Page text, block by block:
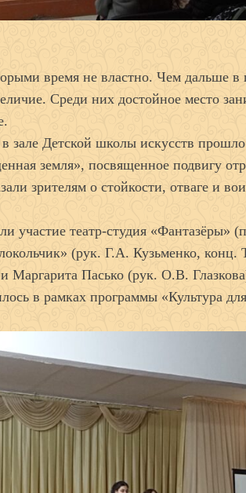
время не властно. Чем дальше в
Среди них достойное место
зале Детской школы искусств
земля», посвященное подвигу
зрителям о стойкости, отваге и
участие театр-студия «Фантазёры»
(рук. Г.А. Кузьменко,
Маргарита Пасько (рук. О.В.
в рамках программы «Культура